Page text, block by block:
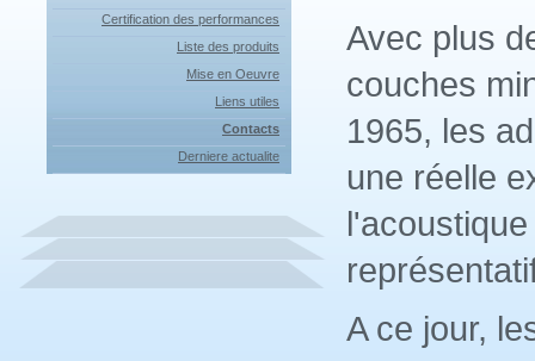
Certification des performances
Liste des produits
Mise en Oeuvre
Liens utiles
Contacts
Derniere actualite
Avec plus
couches
1965, les
une réelle
A ce jour,